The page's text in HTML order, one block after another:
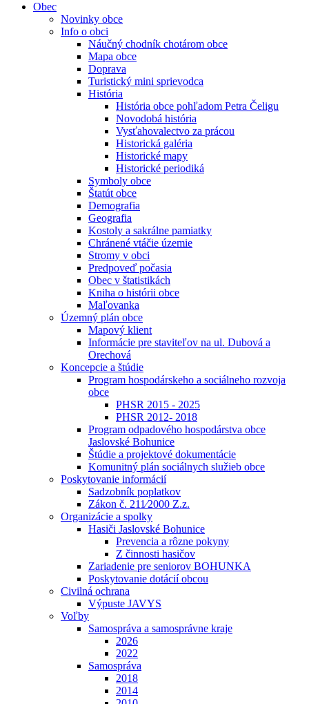
Obec
Novinky obce
Info o obci
Náučný chodník chotárom obce
Mapa obce
Doprava
Turistický mini sprievodca
História
História obce pohľadom Petra Čeligu
Novodobá história
Vysťahovalectvo za prácou
Historická galéria
Historické mapy
Historické periodiká
Symboly obce
Štatút obce
Demografia
Geografia
Kostoly a sakrálne pamiatky
Chránené vtáčie územie
Stromy v obci
Predpoveď počasia
Obec v štatistikách
Kniha o histórii obce
Maľovanka
Územný plán obce
Mapový klient
Informácie pre staviteľov na ul. Dubová a
Orechová
Koncepcie a štúdie
Program hospodárskeho a sociálneho rozvoja
obce
PHSR 2015 - 2025
PHSR 2012- 2018
Program odpadového hospodárstva obce
Jaslovské Bohunice
Štúdie a projektové dokumentácie
Komunitný plán sociálnych služieb obce
Poskytovanie informácií
Sadzobník poplatkov
Zákon č. 211⁄2000 Z.z.
Organizácie a spolky
Hasiči Jaslovské Bohunice
Prevencia a rôzne pokyny
Z činnosti hasičov
Zariadenie pre seniorov BOHUNKA
Poskytovanie dotácií obcou
Civilná ochrana
Výpuste JAVYS
Voľby
Samospráva a samosprávne kraje
2026
2022
Samospráva
2018
2014